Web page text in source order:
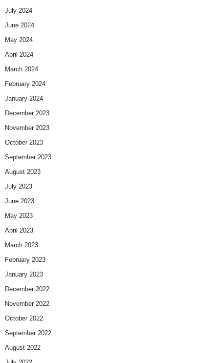
July 2024
June 2024
May 2024
April 2024
March 2024
February 2024
January 2024
December 2023
November 2023
October 2023
September 2023
August 2023
July 2023
June 2023
May 2023
April 2023
March 2023
February 2023
January 2023
December 2022
November 2022
October 2022
September 2022
August 2022